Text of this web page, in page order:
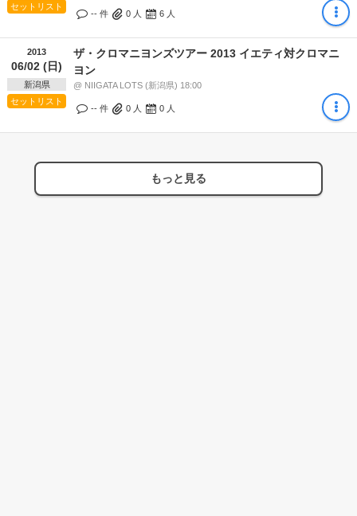
セットリスト
-- 件 0 人 6 人
2013
06/02 (日)
新潟県
セットリスト
ザ・クロマニヨンズツアー 2013 イエティ対クロマニ
ヨン
@ NIIGATA LOTS (新潟県) 18:00
-- 件 0 人 0 人
もっと見る